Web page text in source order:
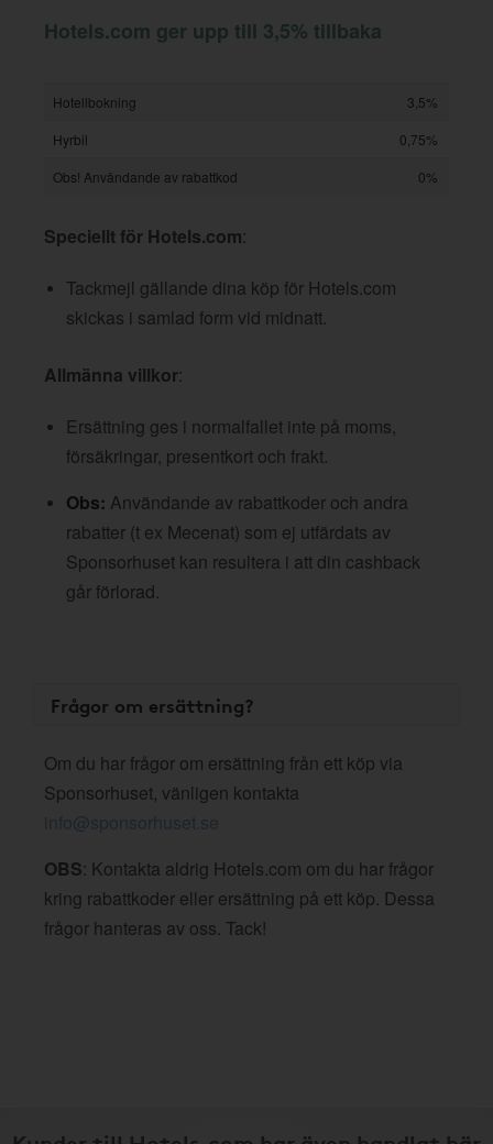
Hotels.com ger upp till 3,5% tillbaka
Hotellbokning
3,5%
Hyrbil
0,75%
Obs! Användande av rabattkod
0%
Speciellt för Hotels.com:
Tackmejl gällande dina köp för Hotels.com
skickas i samlad form vid midnatt.
Allmänna villkor:
Ersättning ges i normalfallet inte på moms,
försäkringar, presentkort och frakt.
Obs: Användande av rabattkoder och andra
rabatter (t ex Mecenat) som ej utfärdats av
Sponsorhuset kan resultera i att din cashback
går förlorad.
Frågor om ersättning?
Om du har frågor om ersättning från ett köp via
Sponsorhuset, vänligen kontakta
info@sponsorhuset.se
OBS: Kontakta aldrig Hotels.com om du har frågor
kring rabattkoder eller ersättning på ett köp. Dessa
frågor hanteras av oss. Tack!